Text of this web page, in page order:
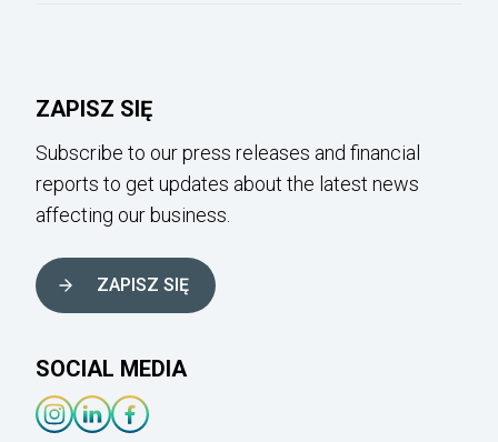
ZAPISZ SIĘ
Subscribe to our press releases and financial
reports to get updates about the latest news
affecting our business.
ZAPISZ SIĘ
SOCIAL MEDIA